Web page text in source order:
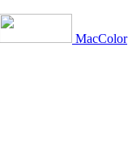
MacColor